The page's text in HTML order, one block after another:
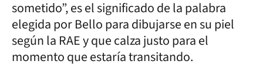
sometido”, es el significado de la palabra
elegida por Bello para dibujarse en su piel
según la RAE y que calza justo para el
momento que estaría transitando.